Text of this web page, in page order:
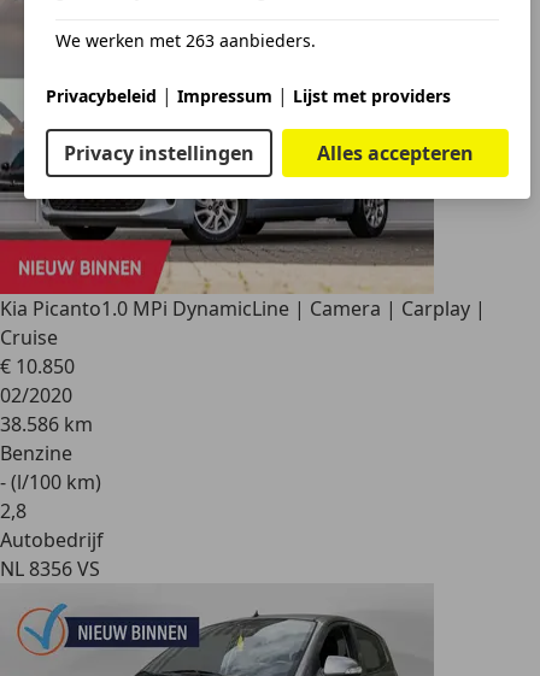
We werken met 263 aanbieders.
Privacybeleid | Impressum | Lijst met providers
Privacy instellingen Alles accepteren
Kia Picanto1.0 MPi DynamicLine | Camera | Carplay |
Cruise
€ 10.850
02/2020
38.586 km
Benzine
- (l/100 km)
2,8
Autobedrijf
NL 8356 VS